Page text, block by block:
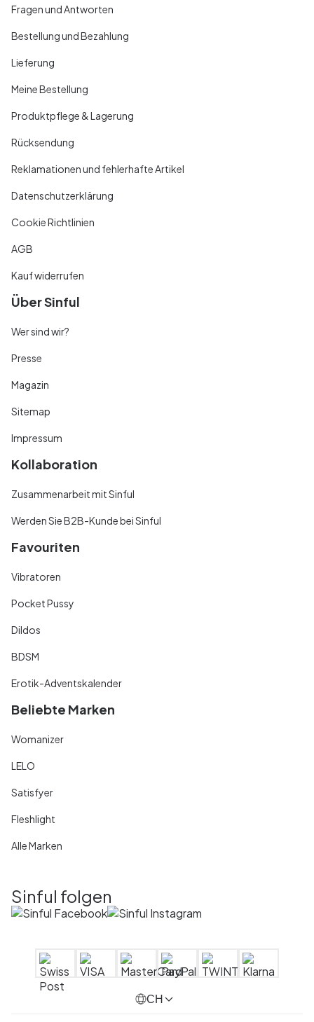
Fragen und Antworten
Bestellung und Bezahlung
Lieferung
Meine Bestellung
Produktpflege & Lagerung
Rücksendung
Reklamationen und fehlerhafte Artikel
Datenschutzerklärung
Cookie Richtlinien
AGB
Kauf widerrufen
Über Sinful
Wer sind wir?
Presse
Magazin
Sitemap
Impressum
Kollaboration
Zusammenarbeit mit Sinful
Werden Sie B2B-Kunde bei Sinful
Favouriten
Vibratoren
Pocket Pussy
Dildos
BDSM
Erotik-Adventskalender
Beliebte Marken
Womanizer
LELO
Satisfyer
Fleshlight
Alle Marken
Sinful folgen
CH